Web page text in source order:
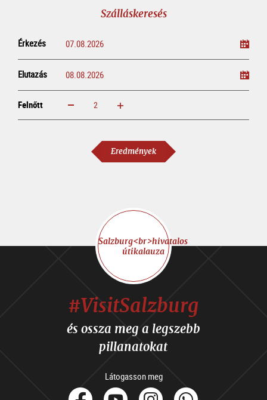
Szálláskeresés
Érkezés
Elutazás
Felnőtt növelem csökkentem
Eredmények
Salzburg<br>hivatalos
útikalauza
#VisitSalzburg
és ossza meg a legszebb
pillanatokat
Látogasson meg